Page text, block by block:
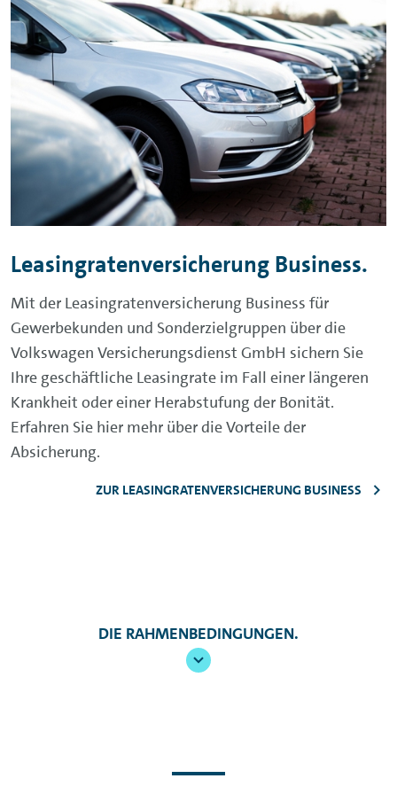
Leasingratenversicherung Business.
Mit der Leasingratenversicherung Business für
Gewerbekunden und Sonderzielgruppen über die
Volkswagen Versicherungsdienst GmbH sichern Sie
Ihre geschäftliche Leasingrate im Fall einer längeren
Krankheit oder einer Herabstufung der Bonität.
Erfahren Sie hier mehr über die Vorteile der
Absicherung.
ZUR LEASINGRATENVERSICHERUNG BUSINESS
DIE RAHMENBEDINGUNGEN.